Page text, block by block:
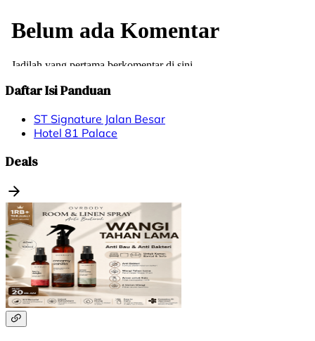
Daftar Isi Panduan
ST Signature Jalan Besar
Hotel 81 Palace
Deals